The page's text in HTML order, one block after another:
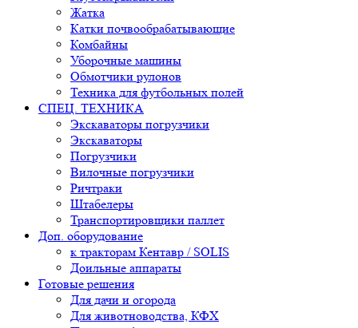
Жатка
Катки почвообрабатывающие
Комбайны
Уборочные машины
Обмотчики рулонов
Техника для футбольных полей
СПЕЦ. ТЕХНИКА
Экскаваторы погрузчики
Экскаваторы
Погрузчики
Вилочные погрузчики
Ричтраки
Штабелеры
Транспортировщики паллет
Доп. оборудование
к тракторам Кентавр / SOLIS
Доильные аппараты
Готовые решения
Для дачи и огорода
Для животноводства, КФХ